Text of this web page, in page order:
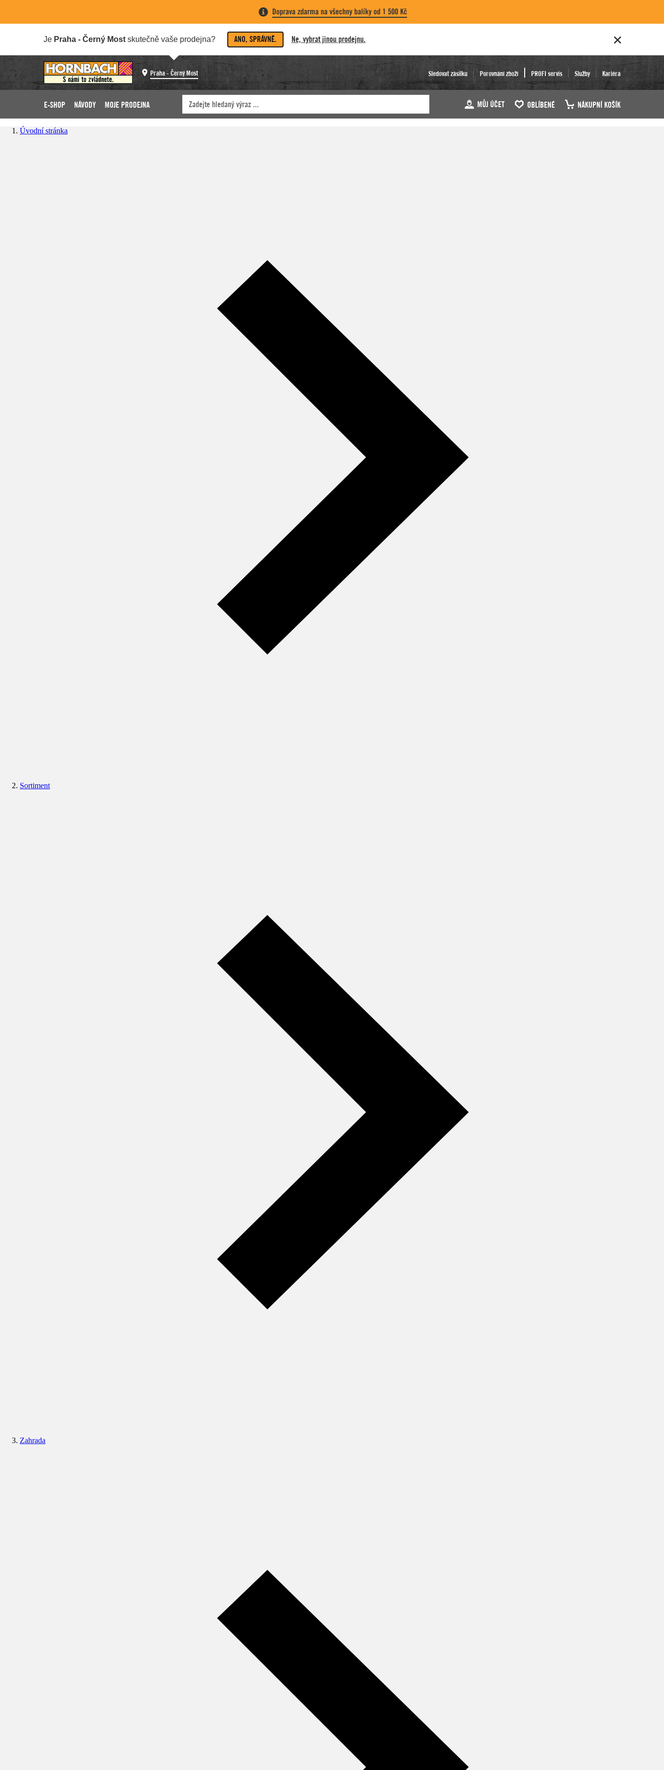
Doprava zdarma na všechny balíky od 1 500 Kč
Je Praha - Černý Most skutečně vaše prodejna? ANO, SPRÁVNĚ. Ne, vybrat jinou prodejnu.
Praha - Černý Most Sledovat zásilku Porovnání zboží PROFI servis Služby Kariéra
E-SHOP NÁVODY MOJE PRODEJNA MŮJ ÚČET OBLÍBENÉ NÁKUPNÍ KOŠÍK
Úvodní stránka
Sortiment
Zahrada